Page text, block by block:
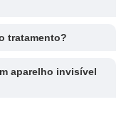
tratamento?
aparelho invisível